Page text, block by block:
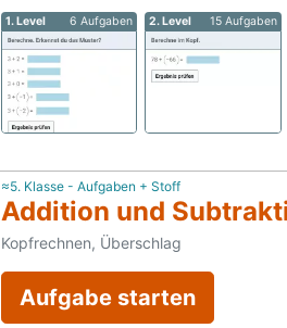
1. Level 6 Aufgaben 2. Level 15 Aufgaben
≈5. Klasse - Aufgaben + Stoff
Addition und
Kopfrechnen, Überschlag
Aufgabe starten